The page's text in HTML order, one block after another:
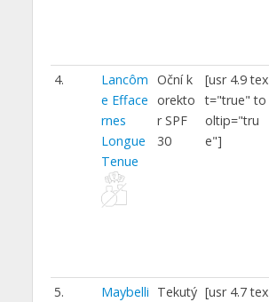
4.
Lancôm
e Efface
rnes
Longue
Tenue
Oční k
orekto
r SPF
30
[usr 4.9 tex
t="true" to
oltip="tru
e"]
5.
Maybelli Tekutý [usr 4.7 tex